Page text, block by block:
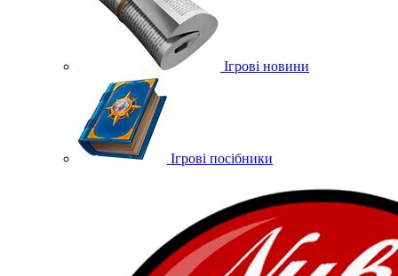
Ігрові новини
Ігрові посібники